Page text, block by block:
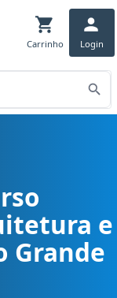
Carrinho Login
e
e
Grande